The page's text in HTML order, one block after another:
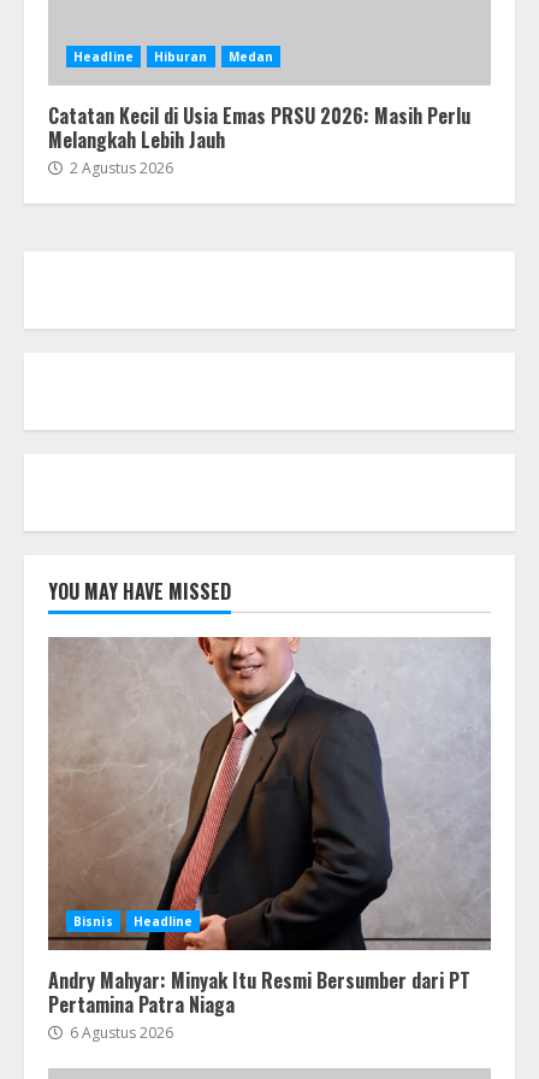
Headline Hiburan Medan
Catatan Kecil di Usia Emas PRSU 2026: Masih Perlu
Melangkah Lebih Jauh
2 Agustus 2026
YOU MAY HAVE MISSED
Bisnis Headline
Andry Mahyar: Minyak Itu Resmi Bersumber dari PT
Pertamina Patra Niaga
6 Agustus 2026